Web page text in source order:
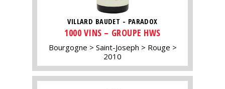
VILLARD BAUDET - PARADOX
1000 VINS – GROUPE HWS
Bourgogne Saint-Joseph
Rouge
2010